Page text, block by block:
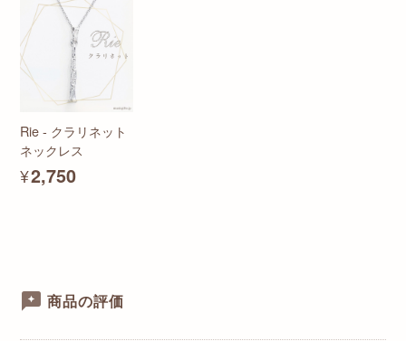
Rie - クラリネット
ネックレス
¥2,750
商品の評価